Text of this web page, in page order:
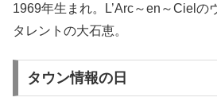
1969年生まれ。L’Arc～en～Cielの
タレントの大石恵。
タウン情報の日